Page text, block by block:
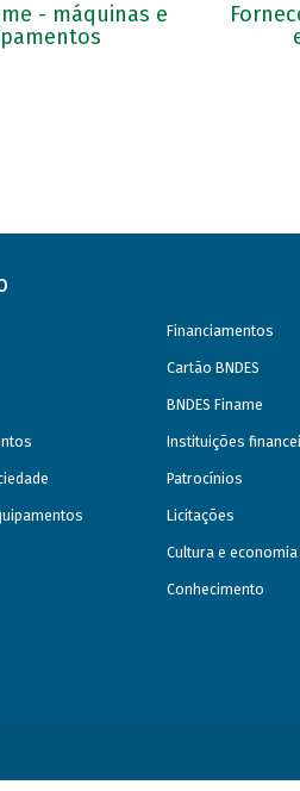
- máquinas e
Financiamentos
Cartão BNDES
BNDES Finame
Instituições
Patrocínios
Licitações
Cultura e
Conhecimento